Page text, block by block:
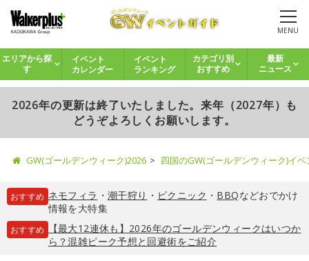
MENU
エリアから探
す
イベント
カレンダー
イベント
ランキング
カテゴリ別
おすすめ
最新
ニュース
2026年の更新は終了いたしました。来年（2027年）も
どうぞよろしくお願いします。
GW(ゴールデンウィーク)2026 四国のGW(ゴールデンウィーク)イ
おすすめ ネモフィラ ・ 潮干狩り ・ ピクニック ・ BBQなどおでかけ
情報を大特集
おすすめ
【最大12連休も】2026年のゴールデンウィークはいつか
ら？混雑ピーク予想と回避術をご紹介